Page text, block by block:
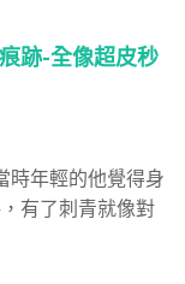
跡-全像超皮秒
時年輕的他覺得身
有了刺青就像對